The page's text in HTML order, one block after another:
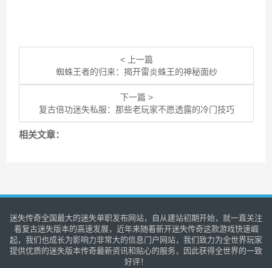
< 上一篇
蜘蛛王者的归来：揭开雷炎蛛王的神秘面纱
下一篇 >
复古倍功迷失私服：那些老玩家不愿透露的冷门技巧
相关文章：
迷失传奇全国最大的迷失单职发布网站，自从建站初期开始，就一直关注
着复古迷失版本的高速发展，近年来随着新开迷失传奇这款游戏快速崛
起，我们也成长为影响力非常大的信息门户网站，我们致力为全世界玩家
提供优质的迷失版本传奇最新资讯和贴心的服务，因此获得全世界的一致
好评！